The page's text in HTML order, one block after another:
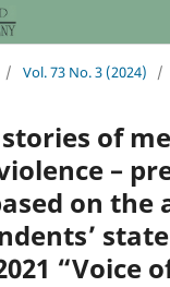
/ Vol. 73 No. 3 (2024) /
stories of
–
on the
“Voice